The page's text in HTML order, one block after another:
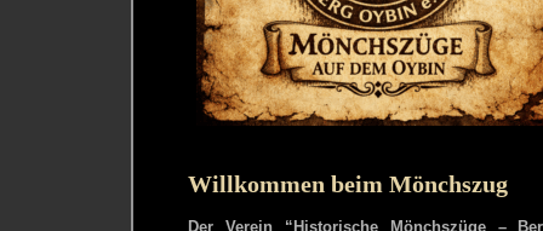
Willkommen beim Mönchszug
Der Verein “Historische Mönchszüge –